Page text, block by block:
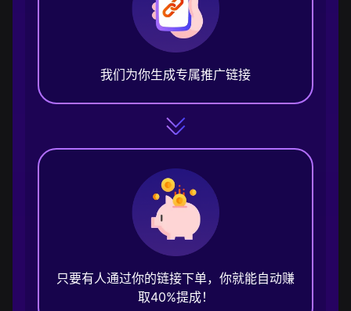
我们为你生成专属推广链接
只要有人通过你的链接下单，你就能自动赚
取40%提成！